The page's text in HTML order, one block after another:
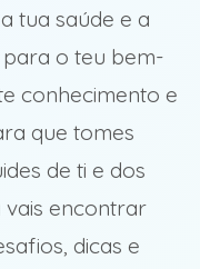
tua saúde e a
o teu bem-
conhecimento e
que tomes
de ti e dos
encontrar
dicas e